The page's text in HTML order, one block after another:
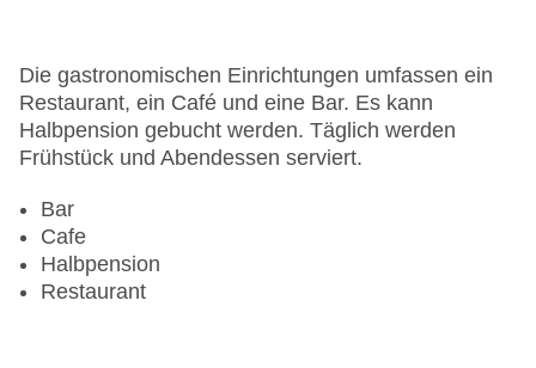
Sonnenschirme am Pool, Liegen am Pool
Landeskategorie: 2 Sterne
Die gastronomischen Einrichtungen umfassen ein
Restaurant, ein Café und eine Bar. Es kann
Halbpension gebucht werden. Täglich werden
Frühstück und Abendessen serviert.
Bar
Cafe
Halbpension
Restaurant